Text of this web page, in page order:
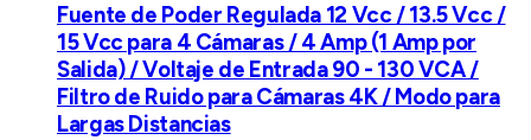
Fuente de Poder Regulada 12 Vcc / 13.5 Vcc /
15 Vcc para 4 Cámaras / 4 Amp (1 Amp por
Salida) / Voltaje de Entrada 90 - 130 VCA /
Filtro de Ruido para Cámaras 4K / Modo para
Largas Distancias